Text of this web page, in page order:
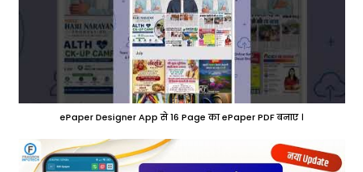
ePaper Designer App से 16 Page का ePaper PDF बनाए ।